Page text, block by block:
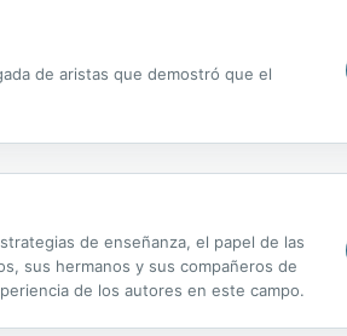
de aristas que demostró que el
de enseñanza, el papel de las
sus hermanos y sus compañeros de
de los autores en este campo.